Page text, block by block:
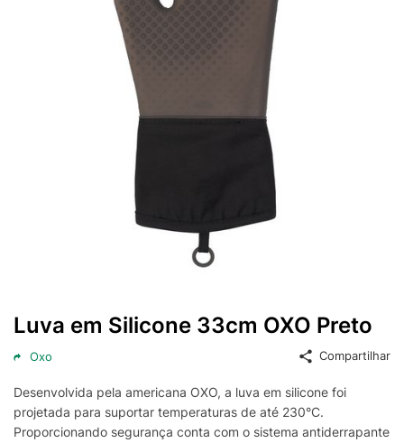
Luva em Silicone 33cm OXO Preto
Oxo Compartilhar
Desenvolvida pela americana OXO, a luva em silicone foi
projetada para suportar temperaturas de até 230°C.
Proporcionando segurança conta com o sistema antiderrapante